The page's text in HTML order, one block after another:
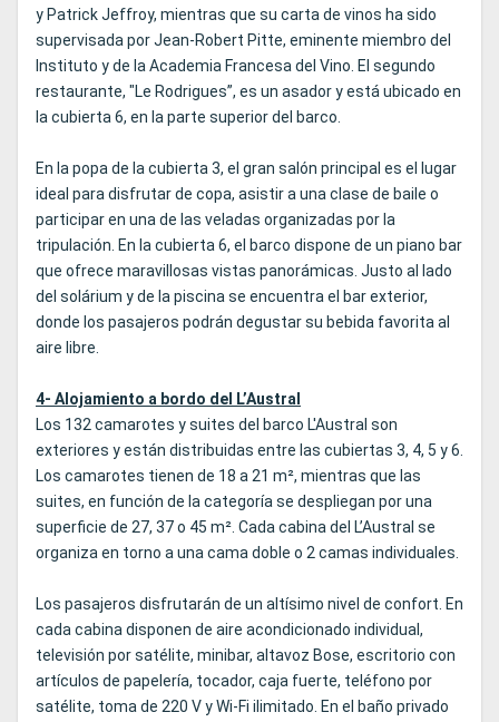
y Patrick Jeffroy, mientras que su carta de vinos ha sido
supervisada por Jean-Robert Pitte, eminente miembro del
Instituto y de la Academia Francesa del Vino. El segundo
restaurante, "Le Rodrigues”, es un asador y está ubicado en
la cubierta 6, en la parte superior del barco.
En la popa de la cubierta 3, el gran salón principal es el lugar
ideal para disfrutar de copa, asistir a una clase de baile o
participar en una de las veladas organizadas por la
tripulación. En la cubierta 6, el barco dispone de un piano bar
que ofrece maravillosas vistas panorámicas. Justo al lado
del solárium y de la piscina se encuentra el bar exterior,
donde los pasajeros podrán degustar su bebida favorita al
aire libre.
4- Alojamiento a bordo del L’Austral
Los 132 camarotes y suites del barco L'Austral son
exteriores y están distribuidas entre las cubiertas 3, 4, 5 y 6.
Los camarotes tienen de 18 a 21 m², mientras que las
suites, en función de la categoría se despliegan por una
superficie de 27, 37 o 45 m². Cada cabina del L’Austral se
organiza en torno a una cama doble o 2 camas individuales.
Los pasajeros disfrutarán de un altísimo nivel de confort. En
cada cabina disponen de aire acondicionado individual,
televisión por satélite, minibar, altavoz Bose, escritorio con
artículos de papelería, tocador, caja fuerte, teléfono por
satélite, toma de 220 V y Wi-Fi ilimitado. En el baño privado